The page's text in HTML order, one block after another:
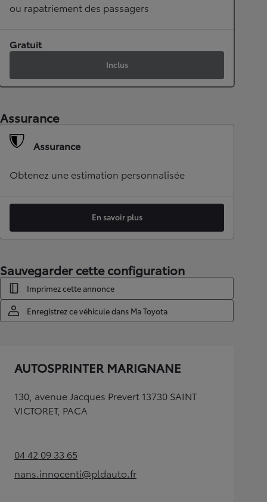
ou rapatriement des passagers
Gratuit
Inclus
Assurance
Assurance
Obtenez une estimation personnalisée
En savoir plus
Sauvegarder cette configuration
Imprimez cette annonce
Enregistrez ce véhicule dans Ma Toyota
AUTOSPRINTER MARIGNANE
130, avenue Jacques Prevert 13730 SAINT
VICTORET, PACA
04 42 09 33 65(Opens in new tab)
nans.innocenti@pldauto.fr
(Opens in new tab)